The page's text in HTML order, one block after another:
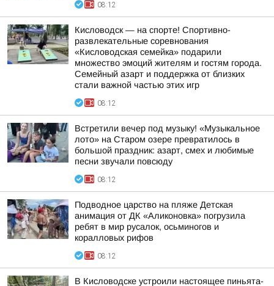
08:12
Кисловодск — на спорте! Спортивно-
развлекательные соревнования
«Кисловодская семейка» подарили
множество эмоций жителям и гостям города.
Семейный азарт и поддержка от близких
стали важной частью этих игр
08:12
Встретили вечер под музыку! «Музыкальное
лото» на Старом озере превратилось в
большой праздник: азарт, смех и любимые
песни звучали повсюду
08:12
Подводное царство на пляже Детская
анимация от ДК «Аликоновка» погрузила
ребят в мир русалок, осьминогов и
коралловых рифов
08:12
В Кисловодске устроили настоящее пиньята-